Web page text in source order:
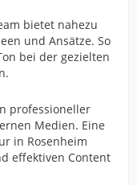
bietet nahezu
und Ansätze. So
bei der gezielten
professioneller
Medien. Eine
in Rosenheim
effektiven Content